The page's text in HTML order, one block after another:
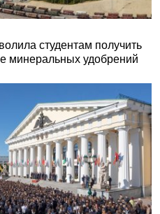
студентам получить
минеральных удобрений